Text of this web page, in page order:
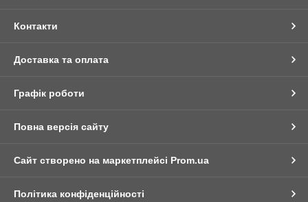
Контакти
Доставка та оплата
Графік роботи
Повна версія сайту
Сайт створено на маркетплейсі Prom.ua
Політика конфіденційності